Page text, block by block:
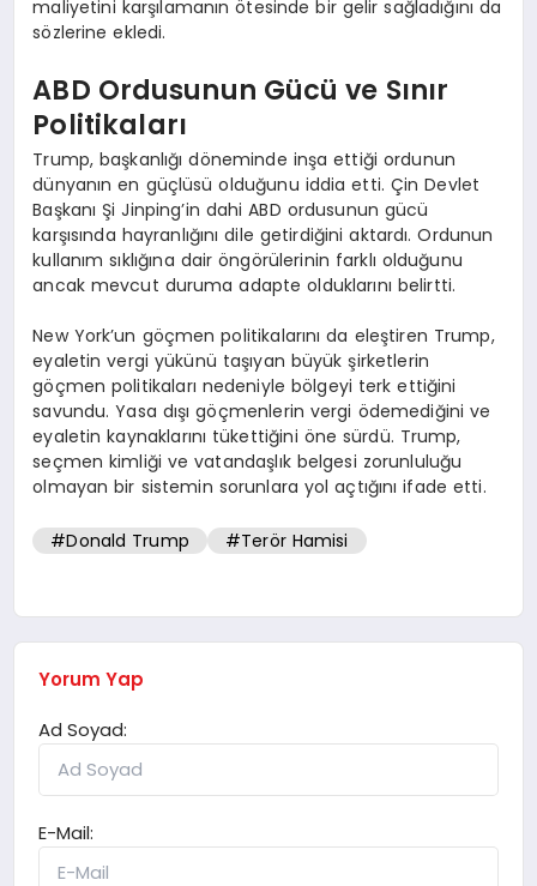
maliyetini karşılamanın ötesinde bir gelir sağladığını da
sözlerine ekledi.
ABD Ordusunun Gücü ve Sınır
Politikaları
Trump, başkanlığı döneminde inşa ettiği ordunun
dünyanın en güçlüsü olduğunu iddia etti. Çin Devlet
Başkanı Şi Jinping’in dahi ABD ordusunun gücü
karşısında hayranlığını dile getirdiğini aktardı. Ordunun
kullanım sıklığına dair öngörülerinin farklı olduğunu
ancak mevcut duruma adapte olduklarını belirtti.
New York’un göçmen politikalarını da eleştiren Trump,
eyaletin vergi yükünü taşıyan büyük şirketlerin
göçmen politikaları nedeniyle bölgeyi terk ettiğini
savundu. Yasa dışı göçmenlerin vergi ödemediğini ve
eyaletin kaynaklarını tükettiğini öne sürdü. Trump,
seçmen kimliği ve vatandaşlık belgesi zorunluluğu
olmayan bir sistemin sorunlara yol açtığını ifade etti.
#Donald Trump #Terör Hamisi
Yorum Yap
Ad Soyad:
E-Mail: